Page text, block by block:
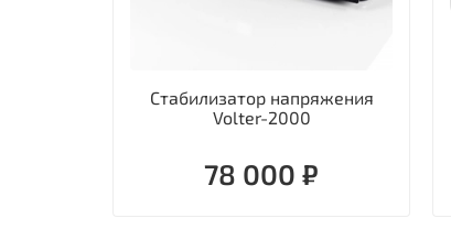
Стабилизатор напряжения
Volter-2000
78 000 ₽